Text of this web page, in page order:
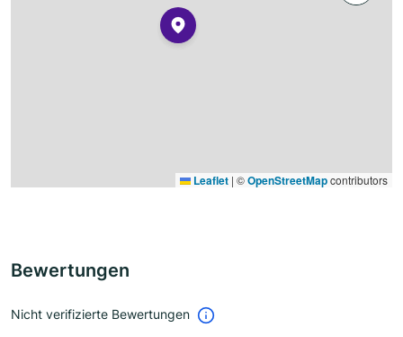
Leaflet | ©OpenStreetMapcontributors
Bewertungen
Nicht verifizierte Bewertungen